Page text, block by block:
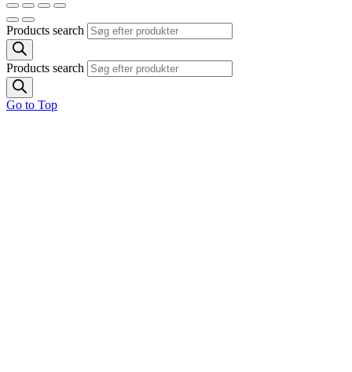
Products search
Products search
Go to Top